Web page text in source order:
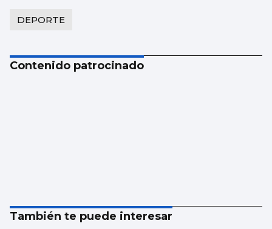
DEPORTE
Contenido patrocinado
También te puede interesar